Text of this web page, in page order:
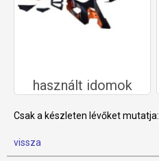
használt idomok
Csak a készleten lévőket mutatja:
vissza